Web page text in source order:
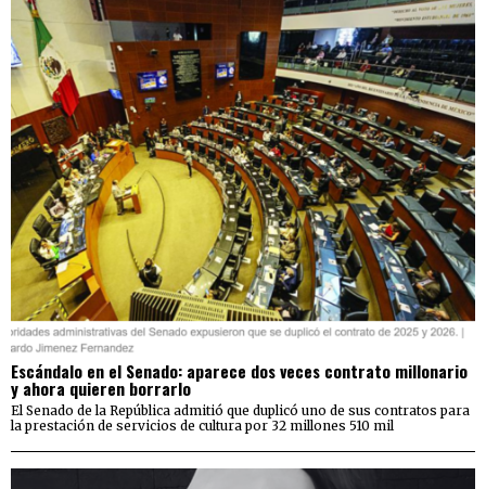
Escándalo en el Senado: aparece dos veces contrato millonario
y ahora quieren borrarlo
El Senado de la República admitió que duplicó uno de sus contratos para
la prestación de servicios de cultura por 32 millones 510 mil